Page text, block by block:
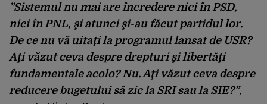
”Sistemul nu mai are încredere nici în PSD,
nici în PNL, şi atunci şi-au făcut partidul lor.
De ce nu vă uitaţi la programul lansat de USR?
Aţi văzut ceva despre drepturi şi libertăţi
fundamentale acolo? Nu. Aţi văzut ceva despre
reducere bugetului să zic la SRI sau la SIE?”,